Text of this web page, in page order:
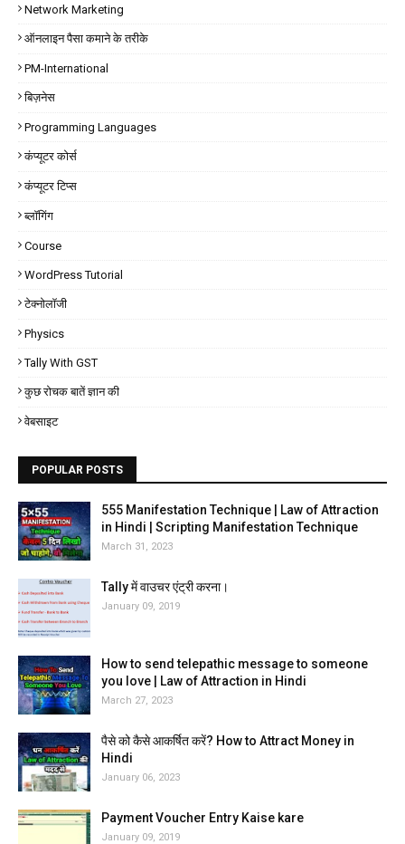
Network Marketing
ऑनलाइन पैसा कमाने के तरीके
PM-International
बिज़नेस
Programming Languages
कंप्यूटर कोर्स
कंप्यूटर टिप्स
ब्लॉगिंग
Course
WordPress Tutorial
टेक्नोलॉजी
Physics
Tally With GST
कुछ रोचक बातें ज्ञान की
वेबसाइट
POPULAR POSTS
555 Manifestation Technique | Law of Attraction
in Hindi | Scripting Manifestation Technique
March 31, 2023
Tally में वाउचर एंट्री करना।
January 09, 2019
How to send telepathic message to someone
you love | Law of Attraction in Hindi
March 27, 2023
पैसे को कैसे आकर्षित करें? How to Attract Money in
Hindi
January 06, 2023
Payment Voucher Entry Kaise kare
January 09, 2019